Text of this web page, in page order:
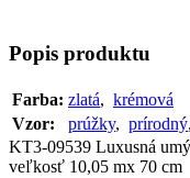
Popis produktu
Farba: zlatá, krémová
Vzor:
prúžky, prírodný
KT3-09539 Luxusná
veľkosť 10,05 mx 70 cm